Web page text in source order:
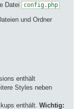
Datei
config.php
und Ordner
enthält
Styles neben
enthält. Wichtig: